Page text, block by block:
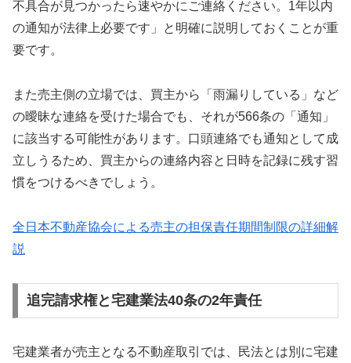
不具合が見つかったら速やかにご連絡ください。1年以内
の通知が法律上必要です」と明確に説明しておくことが重
要です。
また売主側の立場では、買主から「雨漏りしている」など
の曖昧な連絡を受けた場合でも、それが566条の「通知」
に該当する可能性があります。口頭連絡でも通知として成
立しうるため、買主からの連絡内容と日時を記録に残す習
慣をつけるべきでしょう。
全日本不動産協会による売主の担保責任期間制限の詳細解
説
追完請求権と宅建業法40条の2年責任
宅建業者が売主となる不動産取引では、民法とは別に宅建